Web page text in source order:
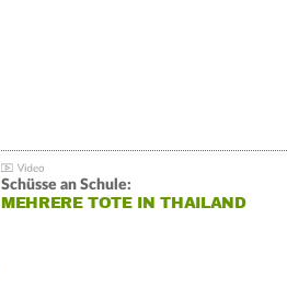
Schüsse an Schule:
MEHRERE TOTE IN THAILAND